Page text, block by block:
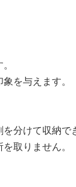
を与えます。
分けて収納
取りません。